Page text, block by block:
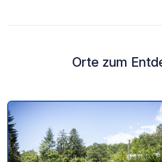
Orte zum